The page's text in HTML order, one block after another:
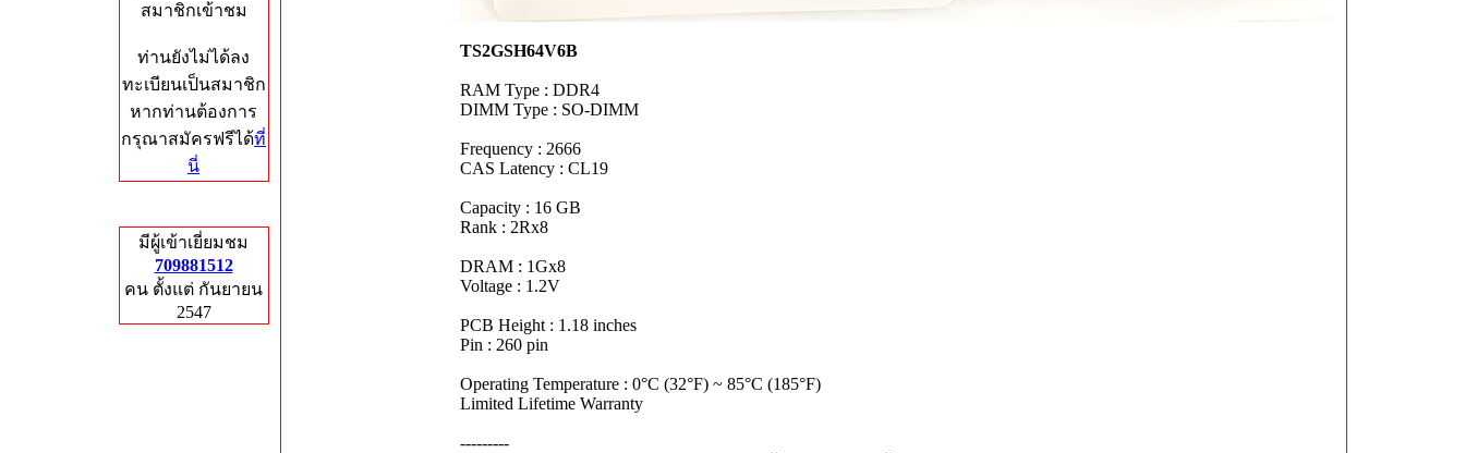
สมาชิกเข้าชม
ท่านยังไม่ได้ลง
ทะเบียนเป็นสมาชิก
หากท่านต้องการ
กรุณาสมัครฟรีได้ที่
นี่
มีผู้เข้าเยี่ยมชม
709881512
คน ตั้งแต่ กันยายน
2547
TS2GSH64V6B
RAM Type : DDR4
DIMM Type : SO-DIMM
Frequency : 2666
CAS Latency : CL19
Capacity : 16 GB
Rank : 2Rx8
DRAM : 1Gx8
Voltage : 1.2V
PCB Height : 1.18 inches
Pin : 260 pin
Operating Temperature : 0°C (32°F) ~ 85°C (185°F)
Limited Lifetime Warranty
---------